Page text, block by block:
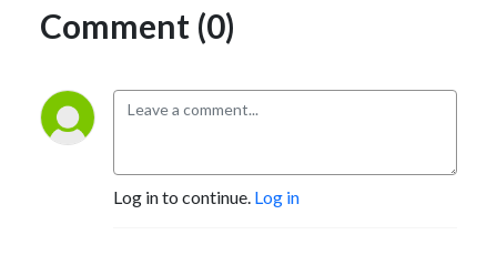
Comment (0)
Log in to continue. Log in